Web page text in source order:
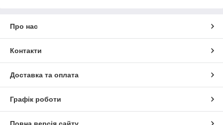
Про нас
Контакти
Доставка та оплата
Графік роботи